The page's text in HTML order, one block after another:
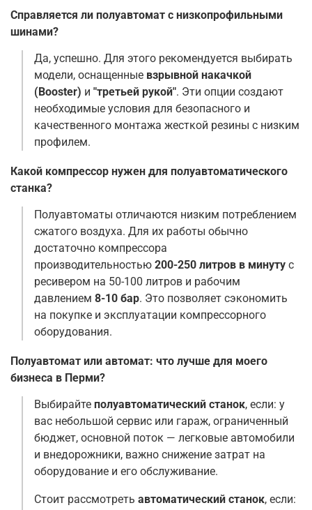
Справляется ли полуавтомат с низкопрофильными
шинами?
Да, успешно. Для этого рекомендуется выбирать
модели, оснащенные взрывной накачкой
(Booster) и "третьей рукой". Эти опции создают
необходимые условия для безопасного и
качественного монтажа жесткой резины с низким
профилем.
Какой компрессор нужен для полуавтоматического
станка?
Полуавтоматы отличаются низким потреблением
сжатого воздуха. Для их работы обычно
достаточно компрессора
производительностью 200-250 литров в минуту с
ресивером на 50-100 литров и рабочим
давлением 8-10 бар. Это позволяет сэкономить
на покупке и эксплуатации компрессорного
оборудования.
Полуавтомат или автомат: что лучше для моего
бизнеса в Перми?
Выбирайте полуавтоматический станок, если: у
вас небольшой сервис или гараж, ограниченный
бюджет, основной поток — легковые автомобили
и внедорожники, важно снижение затрат на
оборудование и его обслуживание.
Стоит рассмотреть автоматический станок, если: